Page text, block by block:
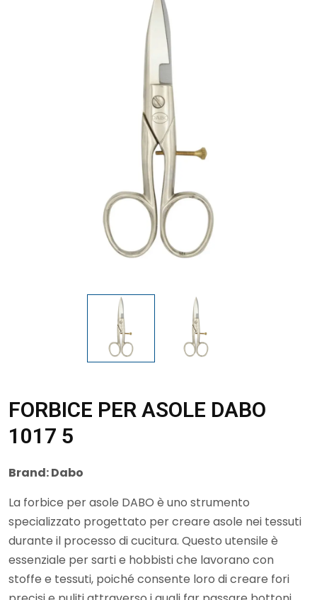
FORBICE PER ASOLE DABO
1017 5
Brand:Dabo
La forbice per asole DABO è uno strumento
specializzato progettato per creare asole nei tessuti
durante il processo di cucitura. Questo utensile è
essenziale per sarti e hobbisti che lavorano con
stoffe e tessuti, poiché consente loro di creare fori